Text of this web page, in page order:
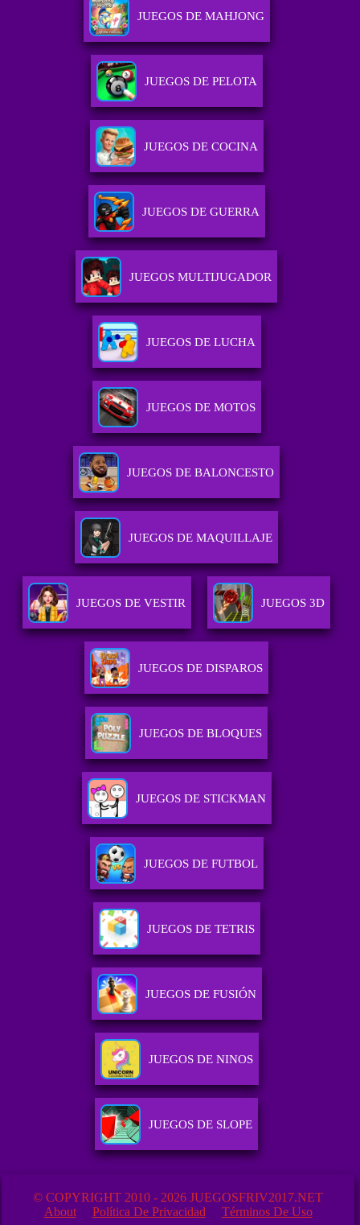
JUEGOS DE MAHJONG
JUEGOS DE PELOTA
JUEGOS DE COCINA
JUEGOS DE GUERRA
JUEGOS MULTIJUGADOR
JUEGOS DE LUCHA
JUEGOS DE MOTOS
JUEGOS DE BALONCESTO
JUEGOS DE MAQUILLAJE
JUEGOS DE VESTIR JUEGOS 3D
JUEGOS DE DISPAROS
JUEGOS DE BLOQUES
JUEGOS DE STICKMAN
JUEGOS DE FUTBOL
JUEGOS DE TETRIS
JUEGOS DE FUSIÓN
JUEGOS DE NINOS
JUEGOS DE SLOPE
© COPYRIGHT 2010 - 2026 JUEGOSFRIV2017.NET
About
Política De Privacidad Términos De Uso